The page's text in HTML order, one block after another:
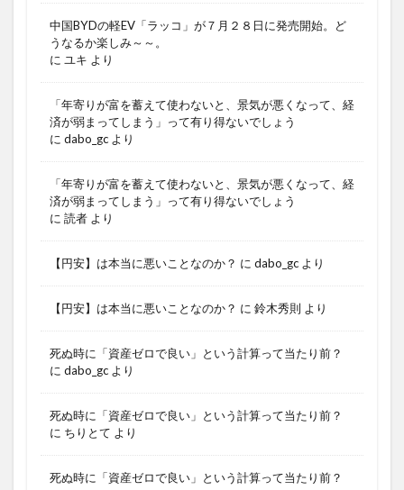
中国BYDの軽EV「ラッコ」が７月２８日に発売開始。ど
うなるか楽しみ～～。
に ユキ より
「年寄りが富を蓄えて使わないと、景気が悪くなって、経
済が弱まってしまう」って有り得ないでしょう
に dabo_gc より
「年寄りが富を蓄えて使わないと、景気が悪くなって、経
済が弱まってしまう」って有り得ないでしょう
に 読者 より
【円安】は本当に悪いことなのか？ に dabo_gc より
【円安】は本当に悪いことなのか？ に 鈴木秀則 より
死ぬ時に「資産ゼロで良い」という計算って当たり前？
に dabo_gc より
死ぬ時に「資産ゼロで良い」という計算って当たり前？
に ちりとて より
死ぬ時に「資産ゼロで良い」という計算って当たり前？